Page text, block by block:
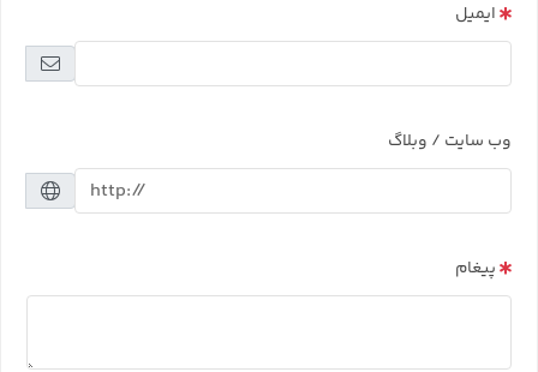
ایمیل
وب سایت / وبلاگ
پیغام